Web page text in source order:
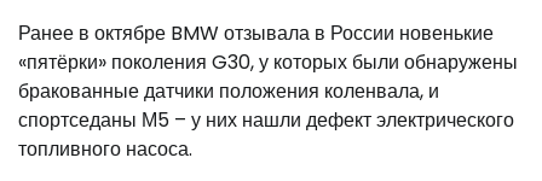
Ранее в октябре BMW отзывала в России новенькие
«пятёрки» поколения G30, у которых были обнаружены
бракованные датчики положения коленвала, и
спортседаны М5 – у них нашли дефект электрического
топливного насоса.